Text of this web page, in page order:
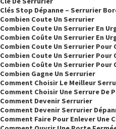
Clés Stop Dépanne – Serrurier
Combien Coute Un Serrurier
Combien Coute Un Serrurier En
Combien Coûte Un Serrurier En
Combien Coute Un Serrurier Pour
Combien Coute Un Serrurier Pour
Combien Coûte Un Serrurier Pour
Combien Gagne Un Serrurier
Comment Choisir Le Meilleur
Comment Choisir Une Serrure De
Comment Devenir Serrurier
Comment Devenir Serrurier
Comment Faire Pour Enlever Une